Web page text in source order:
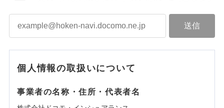
個人情報の取扱いについて
事業者の名称・住所・代表者名